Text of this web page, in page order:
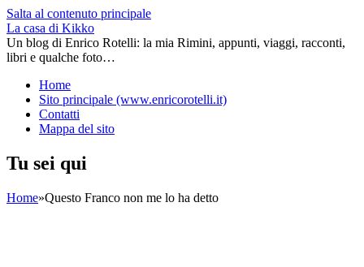
Salta al contenuto principale
La casa di Kikko
Un blog di Enrico Rotelli: la mia Rimini, appunti, viaggi, racconti,
libri e qualche foto…
Home
Sito principale (www.enricorotelli.it)
Contatti
Mappa del sito
Tu sei qui
Home»Questo Franco non me lo ha detto